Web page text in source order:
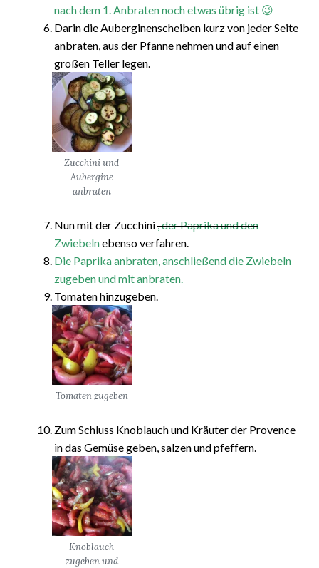
nach dem 1. Anbraten noch etwas übrig ist 😉
Darin die Auberginenscheiben kurz von jeder Seite
anbraten, aus der Pfanne nehmen und auf einen
großen Teller legen.
Zucchini und
Aubergine
anbraten
Nun mit der Zucchini,der Paprika und den
Zwiebelnebenso verfahren.
Die Paprika anbraten, anschließend die Zwiebeln
zugeben und mit anbraten.
Tomaten hinzugeben.
Tomaten zugeben
Zum Schluss Knoblauch und Kräuter der Provence
in das Gemüse geben, salzen und pfeffern.
Knoblauch
zugeben und